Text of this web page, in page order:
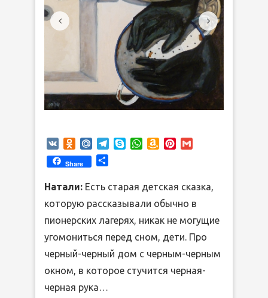
VK Odnoklassniki
Mail.RuTelegram
SkypeWhatsApp
AmazonPinterest
Share
Натали: Есть старая детская сказка,
которую рассказывали обычно в
пионерских лагерях, никак не могущие
угомониться перед сном, дети. Про
черный-черный дом с черным-черным
окном, в которое стучится черная-
черная рука…